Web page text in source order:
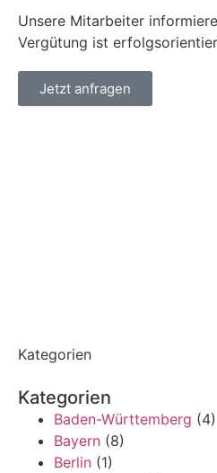
Unsere Mitarbeiter
Vergütung ist
Jetzt anfragen
Kategorien
Kategorien
Baden-Württemberg (4)
Bayern (8)
Berlin (1)